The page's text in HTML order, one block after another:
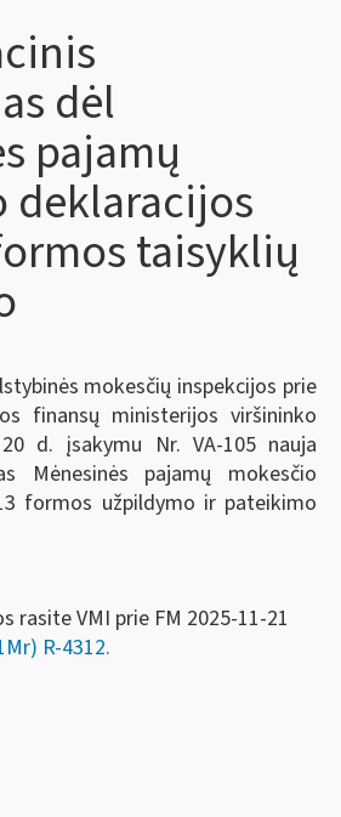
dėl
pajamų
deklaracijos
taisyklių
mokesčių inspekcijos prie
finansų ministerijos viršininko
d. įsakymu Nr. VA-105 nauja
Mėnesinės pajamų mokesčio
formos užpildymo ir pateikimo
rasite VMI prie FM 2025-11-21
R-4312.